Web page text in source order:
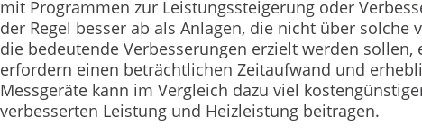
mit Programmen zur Leistungssteigerung oder
der Regel besser ab als Anlagen, die nicht über
die bedeutende Verbesserungen erzielt werden
erfordern einen beträchtlichen Zeitaufwand und
Messgeräte kann im Vergleich dazu viel
verbesserten Leistung und Heizleistung beitragen.